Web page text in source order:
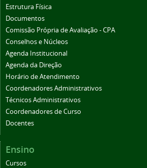
Estrutura Física
Documentos
Comissão Própria de Avaliação - CPA
Conselhos e Núcleos
Agenda Institucional
Agenda da Direção
Horário de Atendimento
Coordenadores Administrativos
Técnicos Administrativos
Coordenadores de Curso
Docentes
Ensino
Cursos